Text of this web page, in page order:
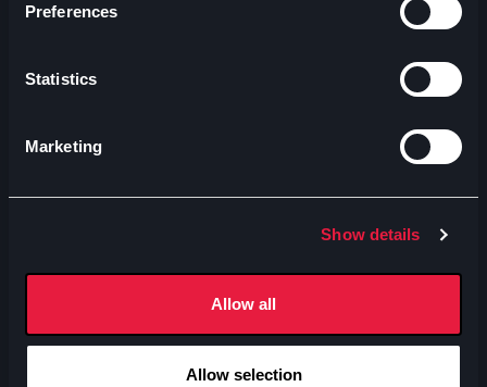
Preferences
Statistics
Marketing
Show details
Allow all
Allow selection